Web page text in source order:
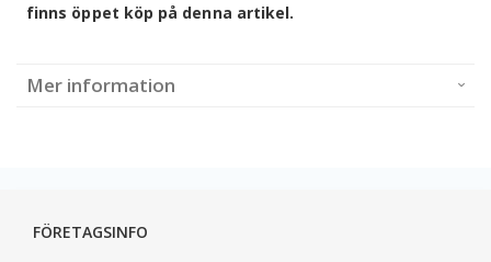
finns öppet köp på denna artikel.
Mer information
FÖRETAGSINFO